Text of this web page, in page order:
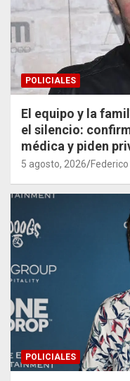
POLICIALES
El equipo y la
el silencio:
médica y piden
5 agosto, 2026 Federico
POLICIALES